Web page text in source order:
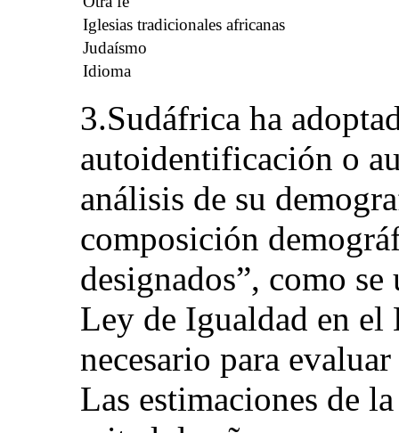
Iglesias tradicionales africanas
Judaísmo
Idioma
3.Sudáfrica ha
autoidentificación o
análisis de su
composición
designados”, como
Ley de Igualdad en el
necesario para
Las estimaciones de